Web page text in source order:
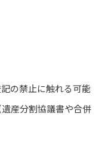
の禁止に触れる可能
産分割協議書や合併